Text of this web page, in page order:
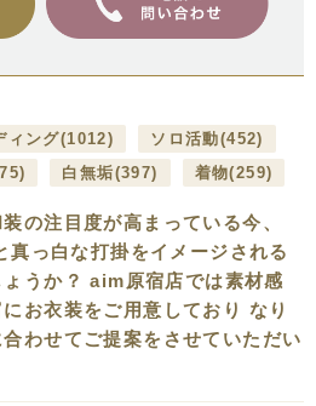
ィング(1012) ソロ活動(452)
白無垢(397) 着物(259)
の注目度が高まっている今、
っ白な打掛をイメージされる
うか？ aim原宿店では素材感
お衣装をご用意しており なり
わせてご提案をさせていただい